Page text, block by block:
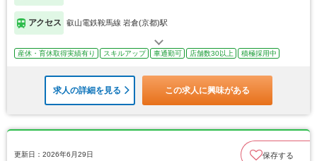
アクセス 叡山電鉄鞍馬線 岩倉(京都)駅
産休・育休取得実績有り スキルアップ 車通勤可 店舗数30以上 積極採用中
求人の詳細を見る この求人に興味がある
更新日：2026年6月29日 保存する